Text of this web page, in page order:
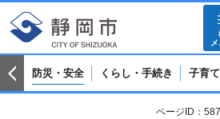
防災・安全 くらし・手続き 子育
ページID：